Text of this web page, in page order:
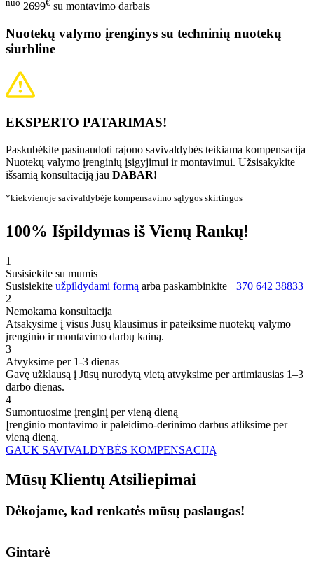
nuo 2699€ su montavimo darbais
Nuotekų valymo įrenginys su techninių nuotekų
siurbline
EKSPERTO PATARIMAS!
Paskubėkite pasinaudoti rajono savivaldybės teikiama kompensacija
Nuotekų valymo įrenginių įsigyjimui ir montavimui. Užsisakykite
išsamią konsultaciją jau DABAR!
*kiekvienoje savivaldybėje kompensavimo sąlygos skirtingos
100% Išpildymas iš Vienų Rankų!
1
Susisiekite su mumis
Susisiekite užpildydami formą arba paskambinkite +370 642 38833
2
Nemokama konsultacija
Atsakysime į visus Jūsų klausimus ir pateiksime nuotekų valymo
įrenginio ir montavimo darbų kainą.
3
Atvyksime per 1-3 dienas
Gavę užklausą į Jūsų nurodytą vietą atvyksime per artimiausias 1–3
darbo dienas.
4
Sumontuosime įrenginį per vieną dieną
Įrenginio montavimo ir paleidimo-derinimo darbus atliksime per
vieną dieną.
GAUK SAVIVALDYBĖS KOMPENSACIJĄ
Mūsų Klientų Atsiliepimai
Dėkojame, kad renkatės mūsų paslaugas!
Gintarė